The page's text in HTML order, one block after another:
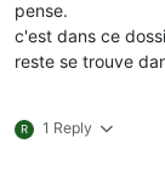
pense.
c'est dans ce
reste se trouve
R 1 Reply